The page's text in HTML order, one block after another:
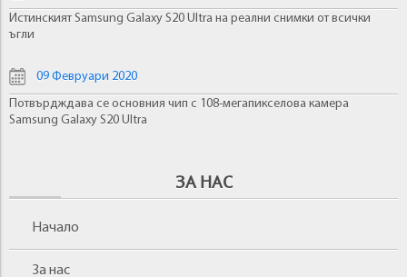
Истинският Samsung Galaxy S20 Ultra на реални снимки от всички
ъгли
09 Февруари 2020
Потвърдждава се основния чип с 108-мегапикселова камера
Samsung Galaxy S20 Ultra
ЗА НАС
Начало
За нас